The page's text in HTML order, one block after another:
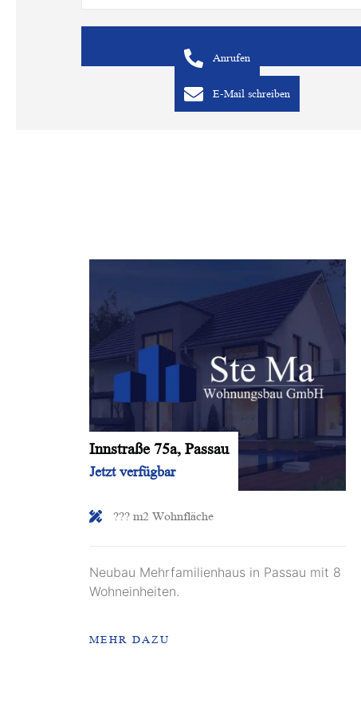
Innstraße 75a, Passau
Jetzt verfügbar
??? m2 Wohnfläche
Neubau Mehrfamilienhaus in Passau mit 8
Wohneinheiten.
MEHR DAZU
Anrufen
E-Mail schreiben